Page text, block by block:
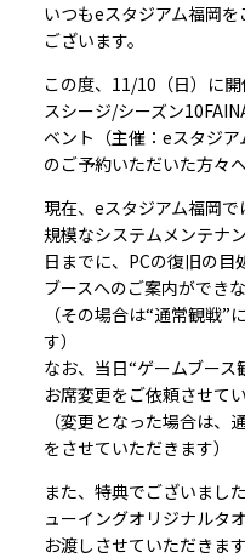
いつもeスタジアム福岡
ございます。
この度、11/10（日）に
スシージ/シーズン
ベント（主催：eスタジ
のご予約いただいた方々
現在、eスタジアム福岡
規模なシステムメンテナ
日までに、PCの復旧の目
ブースへのご案内ができ
（その場合は“通常観戦
す）
なお、当日“ゲームブー
お席変更をご依頼させて
（変更となった場合は
をさせていただきます）
また、特典でございまし
ューイングオリジナルタ
お渡しさせていただきます